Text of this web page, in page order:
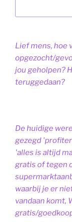
Lief mens, hoe
opgezocht/
jou geholpen?
teruggedaan?
De huidige
gezegd
'alles is altijd
gratis of tegen
waarbij je er
vandaan komt,
gratis/